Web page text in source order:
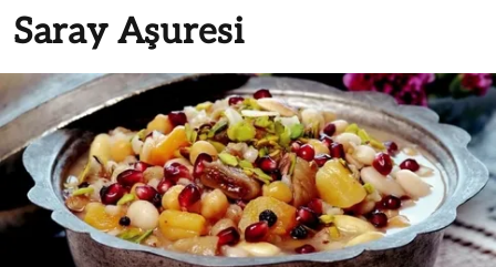
Saray Aşuresi